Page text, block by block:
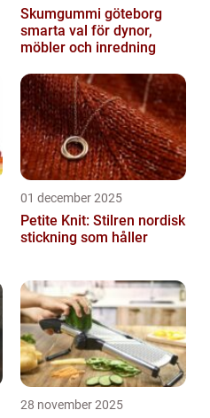
Skumgummi göteborg
smarta val för dynor,
möbler och inredning
01 december 2025
Petite Knit: Stilren nordisk
stickning som håller
28 november 2025